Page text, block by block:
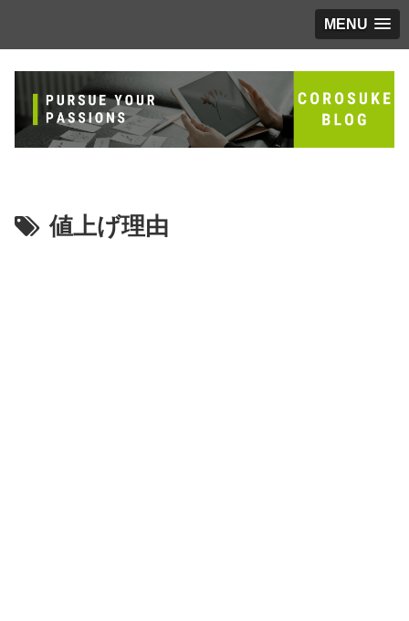
MENU
値上げ理由